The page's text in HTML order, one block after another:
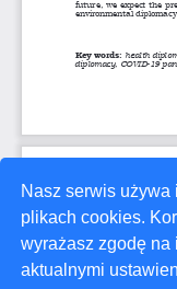
Nasz serwis
plikach cookies.
wyrażasz zgodę na
aktualnymi